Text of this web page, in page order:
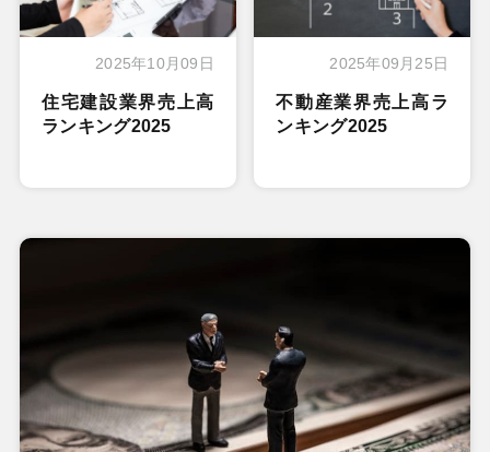
2025年10月09日
住宅建設業界売上高
ランキング2025
2025年09月25日
不動産業界売上高ラ
ンキング2025